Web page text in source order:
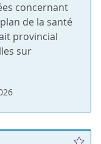
concernant
de la santé
provincial
sur